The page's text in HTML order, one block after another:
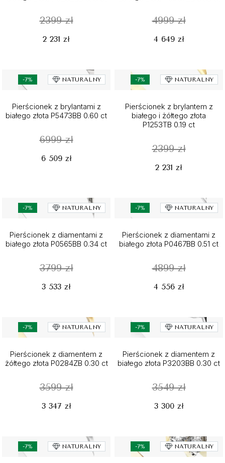
2399 zł
2 231 zł
4999 zł
4 649 zł
-7% NATURALNY
Pierścionek z brylantami z
białego złota P5473BB 0.60 ct
6999 zł
6 509 zł
-7% NATURALNY
Pierścionek z brylantem z
białego i żółtego złota
P1253TB 0.19 ct
2399 zł
2 231 zł
-7% NATURALNY
Pierścionek z diamentami z
białego złota P0565BB 0.34 ct
3799 zł
3 533 zł
-7% NATURALNY
Pierścionek z diamentami z
białego złota P0467BB 0.51 ct
4899 zł
4 556 zł
-7% NATURALNY
Pierścionek z diamentem z
żółtego złota P0284ZB 0.30 ct
3599 zł
3 347 zł
-7% NATURALNY
Pierścionek z diamentem z
białego złota P3203BB 0.30 ct
3549 zł
3 300 zł
-7% NATURALNY -7% NATURALNY